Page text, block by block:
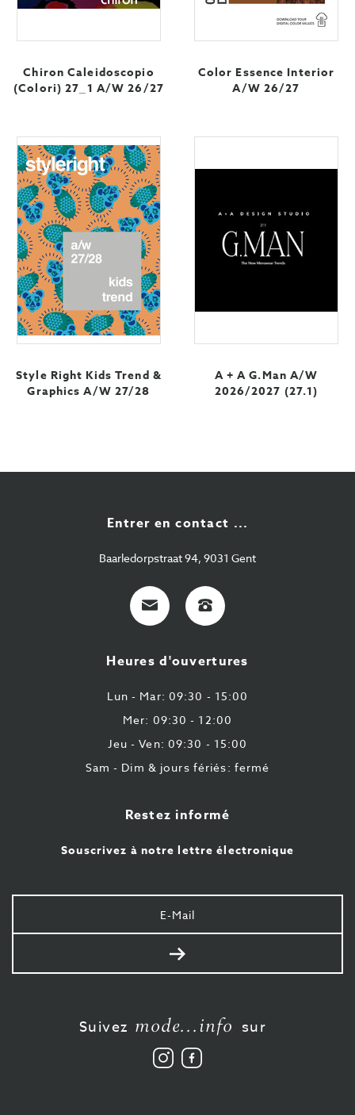
Chiron Caleidoscopio
(Colori) 27_1 A/W 26/27
Color Essence Interior
A/W 26/27
Style Right Kids Trend &
Graphics A/W 27/28
A + A G.Man A/W
2026/2027 (27.1)
Entrer en contact ...
Baarledorpstraat 94, 9031 Gent
E-
Mail
+32
9
43
87
Heures d'ouvertures
Lun - Mar: 09:30 - 15:00
Mer: 09:30 - 12:00
Jeu - Ven: 09:30 - 15:00
Sam - Dim & jours fériés: fermé
Restez informé
Souscrivez à notre lettre électronique
Votre
e-
mail
Envoyer
Suivez mode...info sur
Suivez
nous
Aimez-
nous